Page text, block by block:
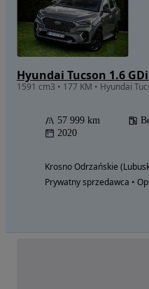
Hyundai Tucson 1.6
57 999 km
2020
Krosno Odrzańskie
Prywatny sprzedawca •